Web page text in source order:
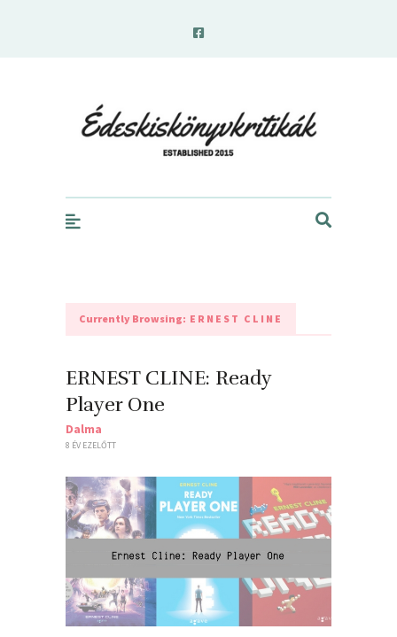
Currently Browsing: ERNEST CLINE
ERNEST CLINE: Ready
Player One
Dalma
8 ÉV EZELŐTT